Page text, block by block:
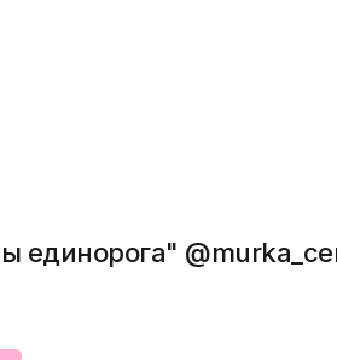
единорога"